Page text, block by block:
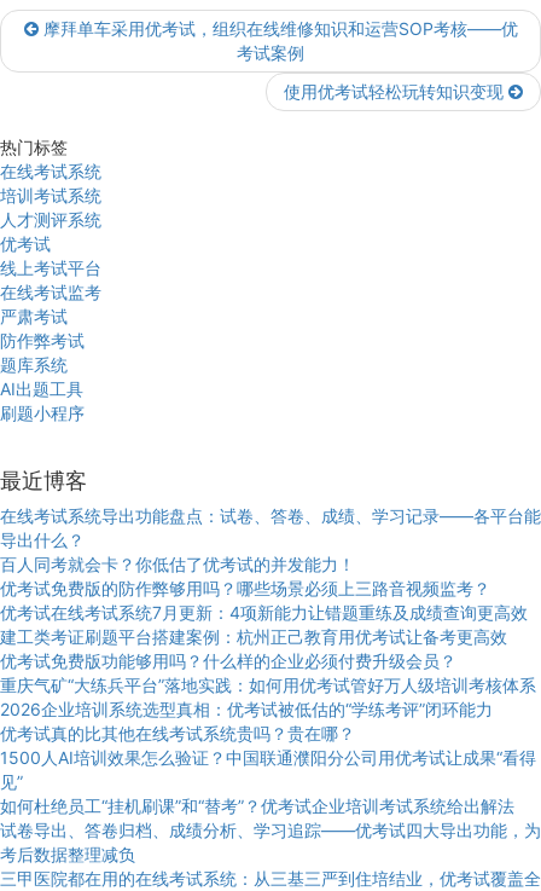
摩拜单车采用优考试，组织在线维修知识和运营SOP考核——优
考试案例
使用优考试轻松玩转知识变现
热门标签
在线考试系统
培训考试系统
人才测评系统
优考试
线上考试平台
在线考试监考
严肃考试
防作弊考试
题库系统
AI出题工具
刷题小程序
最近博客
在线考试系统导出功能盘点：试卷、答卷、成绩、学习记录——各平台能
导出什么？
百人同考就会卡？你低估了优考试的并发能力！
优考试免费版的防作弊够用吗？哪些场景必须上三路音视频监考？
优考试在线考试系统7月更新：4项新能力让错题重练及成绩查询更高效
建工类考证刷题平台搭建案例：杭州正己教育用优考试让备考更高效
优考试免费版功能够用吗？什么样的企业必须付费升级会员？
重庆气矿“大练兵平台”落地实践：如何用优考试管好万人级培训考核体系
2026企业培训系统选型真相：优考试被低估的“学练考评”闭环能力
优考试真的比其他在线考试系统贵吗？贵在哪？
1500人AI培训效果怎么验证？中国联通濮阳分公司用优考试让成果“看得
见”
如何杜绝员工“挂机刷课”和“替考”？优考试企业培训考试系统给出解法
试卷导出、答卷归档、成绩分析、学习追踪——优考试四大导出功能，为
考后数据整理减负
三甲医院都在用的在线考试系统：从三基三严到住培结业，优考试覆盖全